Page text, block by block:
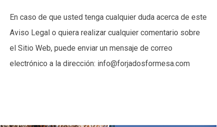
En caso de que usted tenga cualquier duda acerca de este
Aviso Legal o quiera realizar cualquier comentario sobre
el Sitio Web, puede enviar un mensaje de correo
electrónico a la dirección: info@forjadosformesa.com